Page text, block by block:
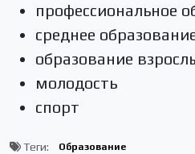
профессиональное
среднее
образование
молодость
спорт
Теги: Образование